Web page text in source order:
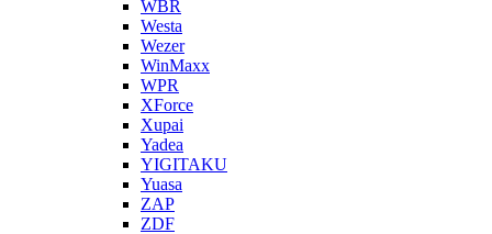
WBR
Westa
Wezer
WinMaxx
WPR
XForce
Xupai
Yadea
YIGITAKU
Yuasa
ZAP
ZDF